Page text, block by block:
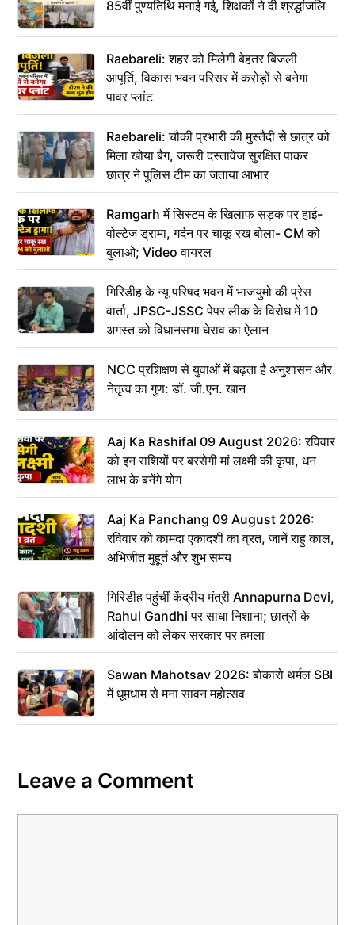
85वीं पुण्यतिथि मनाई गई, शिक्षकों ने दी श्रद्धांजलि
Raebareli: शहर को मिलेगी बेहतर बिजली
आपूर्ति, विकास भवन परिसर में करोड़ों से बनेगा
पावर प्लांट
Raebareli: चौकी प्रभारी की मुस्तैदी से छात्र को
मिला खोया बैग, जरूरी दस्तावेज सुरक्षित पाकर
छात्र ने पुलिस टीम का जताया आभार
Ramgarh में सिस्टम के खिलाफ सड़क पर हाई-
वोल्टेज ड्रामा, गर्दन पर चाकू रख बोला- CM को
बुलाओ; Video वायरल
गिरिडीह के न्यू परिषद भवन में भाजयुमो की प्रेस
वार्ता, JPSC-JSSC पेपर लीक के विरोध में 10
अगस्त को विधानसभा घेराव का ऐलान
NCC प्रशिक्षण से युवाओं में बढ़ता है अनुशासन और
नेतृत्व का गुण: डॉ. जी.एन. खान
Aaj Ka Rashifal 09 August 2026: रविवार
को इन राशियों पर बरसेगी मां लक्ष्मी की कृपा, धन
लाभ के बनेंगे योग
Aaj Ka Panchang 09 August 2026:
रविवार को कामदा एकादशी का व्रत, जानें राहु काल,
अभिजीत मुहूर्त और शुभ समय
गिरिडीह पहुंचीं केंद्रीय मंत्री Annapurna Devi,
Rahul Gandhi पर साधा निशाना; छात्रों के
आंदोलन को लेकर सरकार पर हमला
Sawan Mahotsav 2026: बोकारो थर्मल SBI
में धूमधाम से मना सावन महोत्सव
Leave a Comment